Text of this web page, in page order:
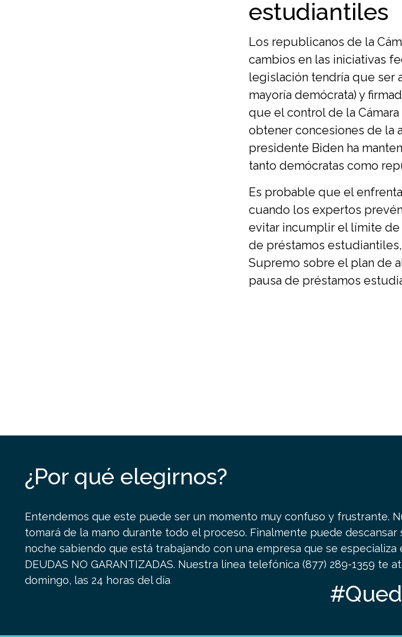
estudiantiles
Los republicanos de la
cambios en las iniciativas
legislación tendría que ser
mayoría demócrata) y
que el control de la
obtener concesiones de la
presidente Biden ha
tanto demócratas como
Es probable que el
cuando los expertos
evitar incumplir el límite de
de préstamos
Supremo sobre el plan de
pausa de préstamos
¿Por qué elegirnos?
Entendemos que este puede ser un momento muy confuso y frustrante.
tomará de la mano durante todo el proceso. Finalmente puede descansar
noche sabiendo que está trabajando con una empresa que se especializa
DEUDAS NO GARANTIZADAS. Nuestra línea telefónica (877) 289-1359 te
domingo, las 24 horas del día.